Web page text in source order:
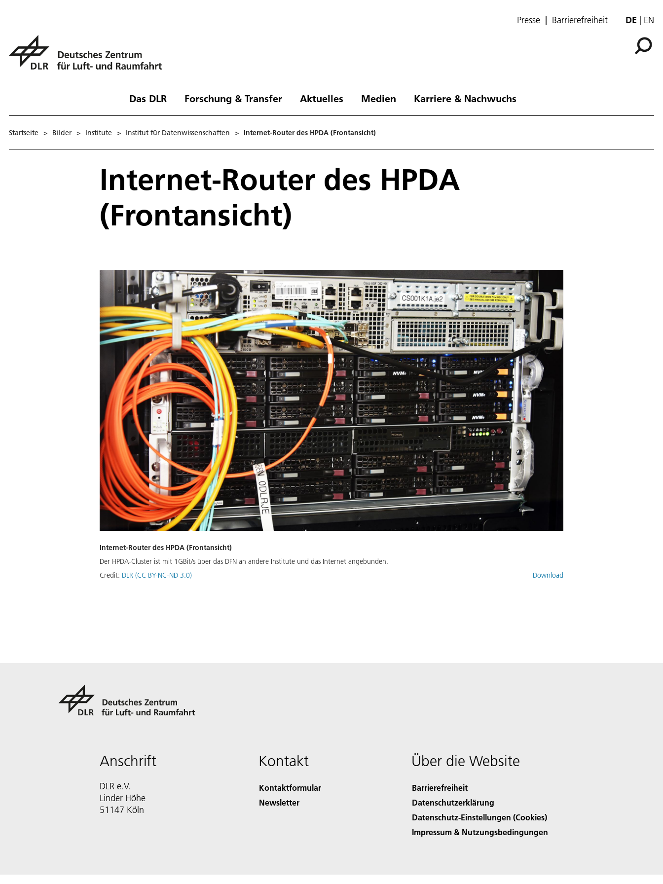
Presse Barrierefreiheit DE EN
Das DLR Forschung & Transfer Aktuelles Medien Karriere & Nachwuchs
Startseite > Bilder > Institute > Institut für Datenwissenschaften > Internet-Router des HPDA (Frontansicht)
Internet-Router des HPDA
(Frontansicht)
Internet-Router des HPDA (Frontansicht)
Der HPDA-Cluster ist mit 1GBit/s über das DFN an andere Institute und das Internet angebunden.
Credit: DLR (CC BY-NC-ND 3.0) Download
Anschrift
DLR e.V.
Linder Höhe
51147 Köln
Kontakt
Kontaktformular
Newsletter
Über die Website
Barrierefreiheit
Datenschutzerklärung
Datenschutz-Einstellungen (Cookies)
Impressum & Nutzungsbedingungen